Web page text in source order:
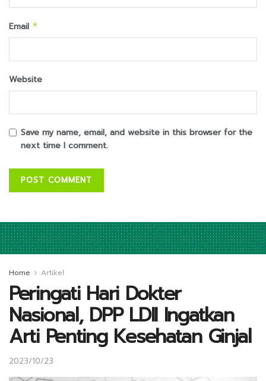
Email *
Website
Save my name, email, and website in this browser for the
next time I comment.
Home Artikel
Peringati Hari Dokter
Nasional, DPP LDII Ingatkan
Arti Penting Kesehatan Ginjal
2023/10/23